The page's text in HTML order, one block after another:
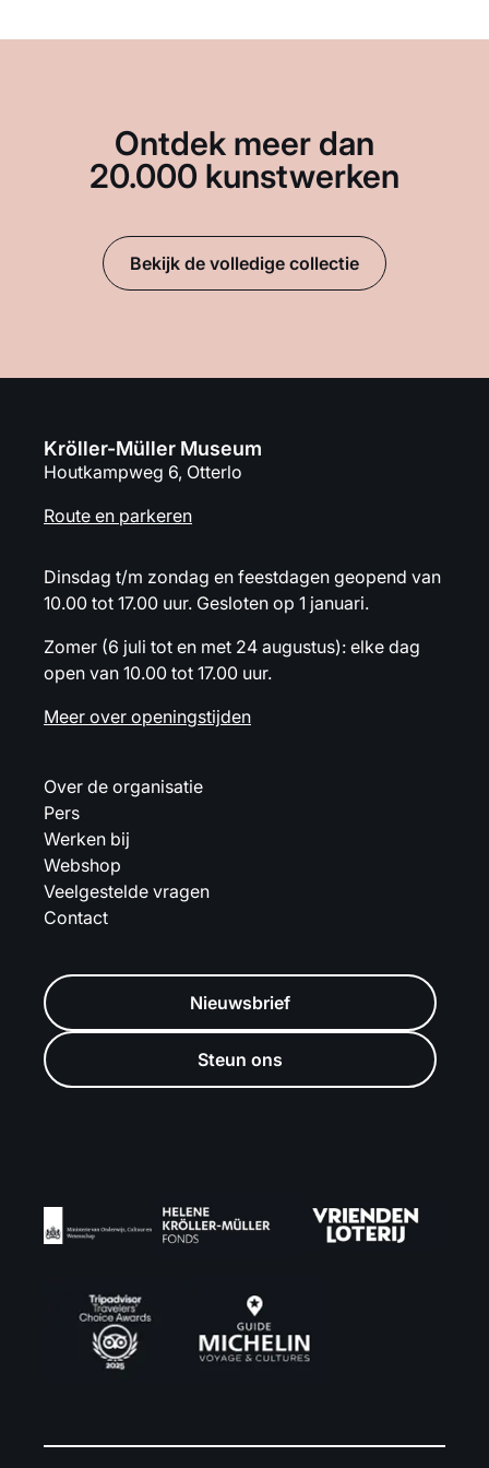
Ontdek meer dan
20.000 kunstwerken
Bekijk de volledige collectie
Kröller-Müller Museum
Houtkampweg 6, Otterlo
Route en parkeren
Dinsdag t/m zondag en feestdagen geopend van
10.00 tot 17.00 uur. Gesloten op 1 januari.
Zomer (6 juli tot en met 24 augustus): elke dag
open van 10.00 tot 17.00 uur.
Meer over openingstijden
Over de organisatie
Pers
Werken bij
Webshop
Veelgestelde vragen
Contact
Nieuwsbrief
Steun ons